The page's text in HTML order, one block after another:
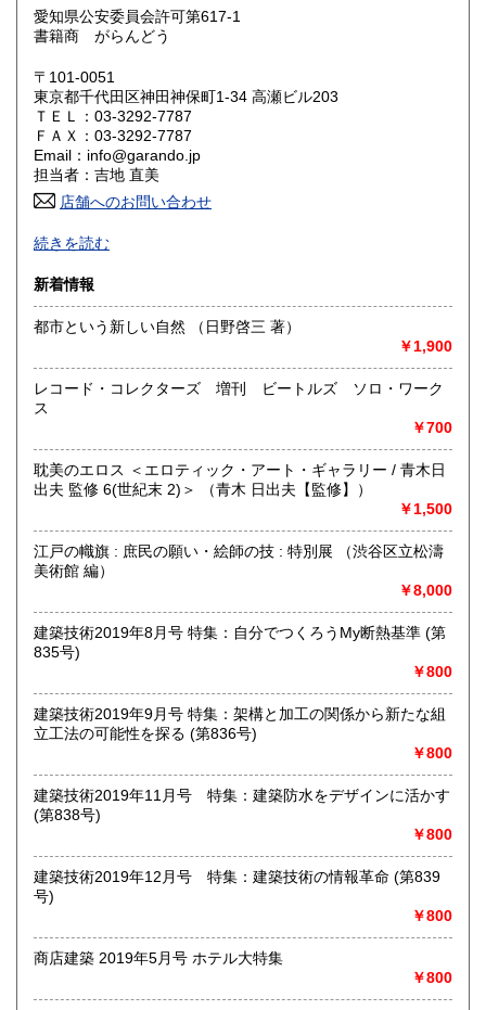
鳥取県 200円
岡山県
山口県 200円
香川県 200円
高知県 200円
佐賀県
熊本県 200円 大分県 200円
200円
沖縄県 200円
愛知県公安委員会許可第617-1
書籍商 がらんどう
〒101-0051
東京都千代田区神田神保町1-34 高瀬ビル203
ＴＥＬ：03-3292-7787
ＦＡＸ：03-3292-7787
Email：info@garando.jp
担当者：吉地 直美
店舗へのお問い合わせ
甦れ60年代をキャッチフレーズに愛知県安城市にて開店しま
した。
平成17年には、東京神田神保町にも出店しております
（東京都千代田区神田神保町1−34）
TEL 03−3292−7787。
※日本の古本屋の在庫に関しては、愛知県と東京の両方で管
理しておりますのでどちらの在庫かを知りたい方はご連絡下
沿線名：-
最寄駅：-
営業時間：-
書籍の買取について
取り扱い分野
あまりジャンルにとらわれる事なく興味を持ったものを全般
的に。それでも、暮らし、社会に関わるものが多目です。
続きを読む
新着情報
都市という新しい自然 （日野啓三 著）
￥1,900
レコード・コレクターズ 増刊 ビートルズ ソロ・ワーク
ス
￥700
耽美のエロス ＜エロティック・アート・ギャラリー / 青木日
出夫 監修 6(世紀末 2)＞ （青木 日出夫【監修】）
￥1,500
江戸の幟旗 : 庶民の願い・絵師の技 : 特別展 （渋谷区立松濤
美術館 編）
￥8,000
建築技術2019年8月号 特集：自分でつくろうMy断熱基準 (第
835号)
￥800
建築技術2019年9月号 特集：架構と加工の関係から新たな組
立工法の可能性を探る (第836号)
￥800
建築技術2019年11月号 特集：建築防水をデザインに活かす
(第838号)
￥800
建築技術2019年12月号 特集：建築技術の情報革命 (第839
号)
￥800
商店建築 2019年5月号 ホテル大特集
￥800